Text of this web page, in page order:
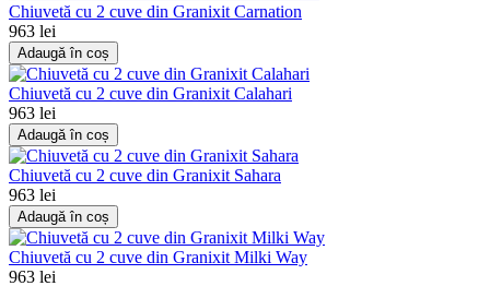
Chiuvetă cu 2 cuve din Granixit Carnation
963 lei
Adaugă în coș
Chiuvetă cu 2 cuve din Granixit Calahari
963 lei
Adaugă în coș
Chiuvetă cu 2 cuve din Granixit Sahara
963 lei
Adaugă în coș
Chiuvetă cu 2 cuve din Granixit Milki Way
963 lei